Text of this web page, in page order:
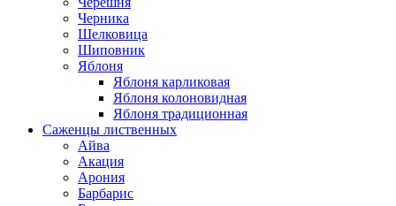
Черника
Шелковица
Шиповник
Яблоня
Яблоня карликовая
Яблоня колоновидная
Яблоня традиционная
Саженцы лиственных
Айва
Акация
Арония
Барбарис